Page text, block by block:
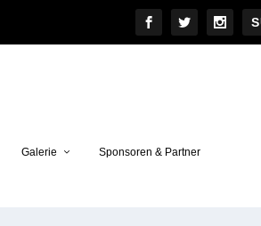
Galerie Sponsoren & Partner